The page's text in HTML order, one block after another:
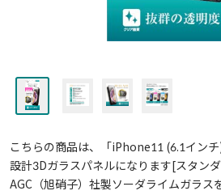
こちらの商品は、「iPhone11 (6.1イン
設計3Dガラスパネルになります[スタン
AGC（旭硝子）社製ソーダライムガラス